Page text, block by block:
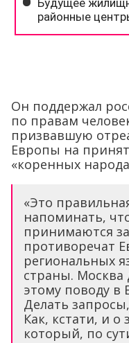
Он поддержал
по правам
призвавшую
Европы на
«коренных
«Это
напоминать,
принимаются
противоречат
региональных
страны. Москва
этому поводу в
Делать
Как, кстати, и о
который, по